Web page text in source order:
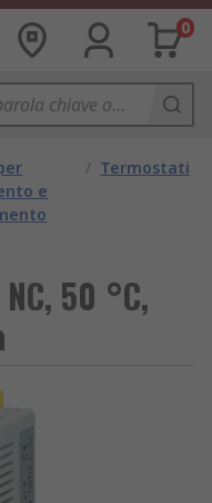
0
e
/ Termostati
50 °C,